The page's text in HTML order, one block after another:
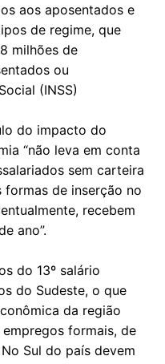
aos aposentados e
de regime, que
milhões de
ou
(INSS)
do impacto do
“não leva em conta
sem carteira
de inserção no
recebem
ano”.
do 13º salário
do Sudeste, o que
da região
formais, de
Sul do país devem